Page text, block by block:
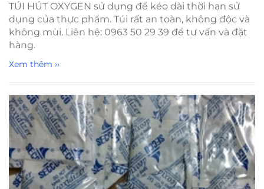
TÚI HÚT OXYGEN sử dụng để kéo dài thời hạn sử
dụng của thực phẩm. Túi rất an toàn, không độc và
không mùi. Liên hệ: 0963 50 29 39 để tư vấn và đặt
hàng.
Xem thêm ››